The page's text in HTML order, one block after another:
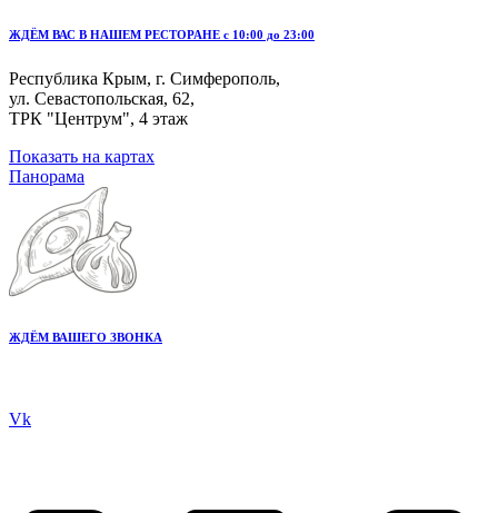
ЖДЁМ ВАС В НАШЕМ РЕСТОРАНЕ с 10:00 до 23:00
Республика Крым, г. Симферополь,
ул. Севастопольская, 62,
ТРК "Центрум", 4 этаж
Показать на картах
Панорама
ЖДЁМ ВАШЕГО ЗВОНКА
Vk